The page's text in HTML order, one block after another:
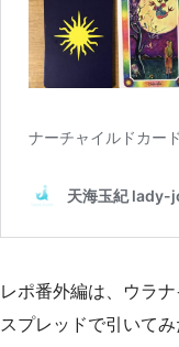
レポ番外編は、ウラ
スプレッドで引いて